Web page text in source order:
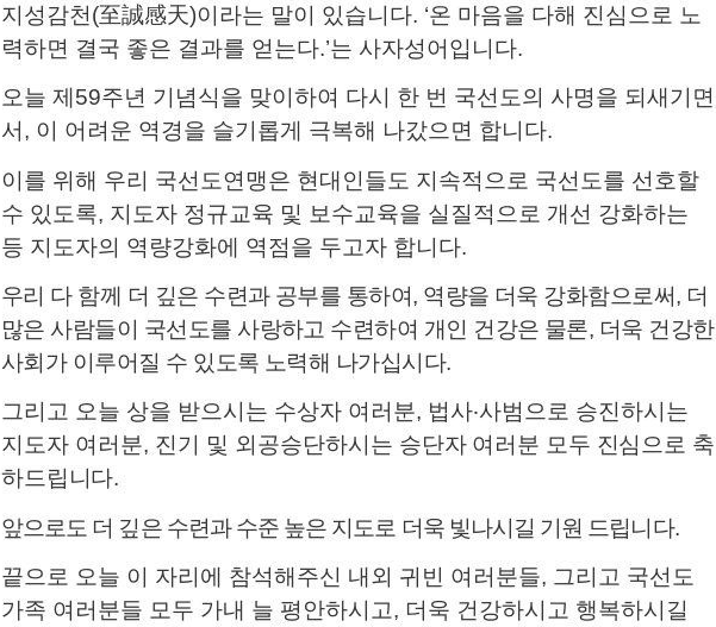
지성감천(至誠感天)이라는 말이 있습니다. ‘온 마음을 다해 진심으로 노
력하면 결국 좋은 결과를 얻는다.’는 사자성어입니다.
오늘 제 59주년 기념식을 맞이하여 다시 한 번 국선도의 사명을 되새기면
서 , 이 어려운 역경을 슬기롭게 극복해 나갔으면 합니다.
이를 위해 우리 국선도연맹은 현대인들도 지속적으로 국선도를 선호할
수 있도록, 지도자 정규교육 및 보수교육을 실질적으로 개선 강화하는
등 지도자의 역량강화에 역점을 두고자 합니다.
우리 다 함께 더 깊은 수련과 공부를 통하여, 역량을 더욱 강화함으로써, 더
많은 사람들이 국선도를 사랑하고 수련하여 개인 건강은 물론, 더욱 건강한
사회가 이루어질 수 있도록 노력해 나가십시다.
그리고 오늘 상을 받으시는 수상자 여러분, 법사‧사범으로 승진하시는
지도자 여러분, 진기 및 외공승단하시는 승단자 여러분 모두 진심으로 축
하드립니다.
앞으로도 더 깊은 수련과 수준 높은 지도로 더욱 빛나시길 기원 드립니다.
끝으로 오늘 이 자리에 참석해주신 내외 귀빈 여러분들, 그리고 국선도
가족 여러분들 모두 가내 늘 평안하시고, 더욱 건강하시고 행복하시길